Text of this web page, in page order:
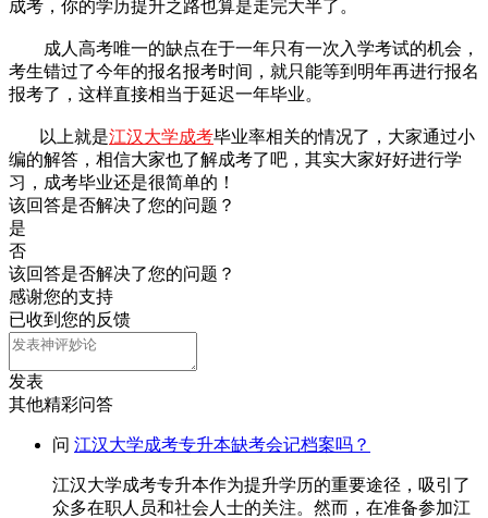
成考，你的学历提升之路也算是走完大半了。
成人高考唯一的缺点在于一年只有一次入学考试的机会，
考生错过了今年的报名报考时间，就只能等到明年再进行报名
报考了，这样直接相当于延迟一年毕业。
以上就是江汉大学成考毕业率相关的情况了，大家通过小
编的解答，相信大家也了解成考了吧，其实大家好好进行学
习，成考毕业还是很简单的！
该回答是否解决了您的问题？
是
否
该回答是否解决了您的问题？
感谢您的支持
已收到您的反馈
发表
其他精彩问答
问 江汉大学成考专升本缺考会记档案吗？
江汉大学成考专升本作为提升学历的重要途径，吸引了
众多在职人员和社会人士的关注。然而，在准备参加江